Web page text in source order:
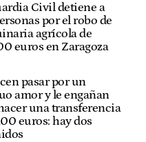
Civil detiene a
por el robo de
agrícola de
euros en Zaragoza
pasar por un
amor y le engañan
una transferencia
euros: hay dos